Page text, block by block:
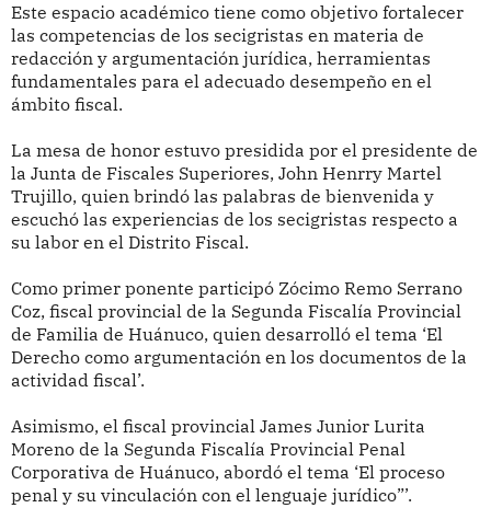
Este espacio académico tiene como objetivo fortalecer
las competencias de los secigristas en materia de
redacción y argumentación jurídica, herramientas
fundamentales para el adecuado desempeño en el
ámbito fiscal.
La mesa de honor estuvo presidida por el presidente de
la Junta de Fiscales Superiores, John Henrry Martel
Trujillo, quien brindó las palabras de bienvenida y
escuchó las experiencias de los secigristas respecto a
su labor en el Distrito Fiscal.
Como primer ponente participó Zócimo Remo Serrano
Coz, fiscal provincial de la Segunda Fiscalía Provincial
de Familia de Huánuco, quien desarrolló el tema ‘El
Derecho como argumentación en los documentos de la
actividad fiscal’.
Asimismo, el fiscal provincial James Junior Lurita
Moreno de la Segunda Fiscalía Provincial Penal
Corporativa de Huánuco, abordó el tema ‘El proceso
penal y su vinculación con el lenguaje jurídico”’.